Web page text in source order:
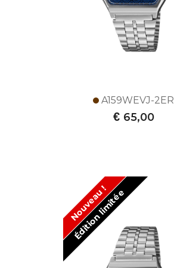
A159WEVJ-2ER
€ 65,00
Nouveau !
Édition limitée